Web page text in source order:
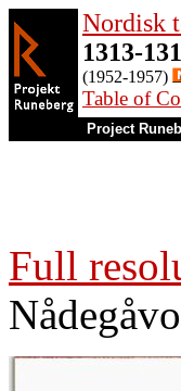
Nordisk
1313-
(1952-1957)
Table of
Project
Full